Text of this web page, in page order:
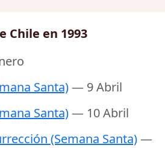
Chile en 1993
Santa)— 9 Abril
Santa)— 10 Abril
(Semana Santa)—